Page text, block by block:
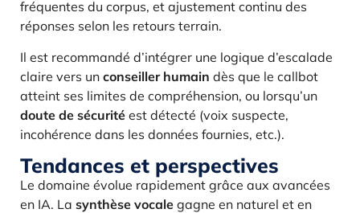
fréquentes du corpus, et ajustement continu des
réponses selon les retours terrain.
Il est recommandé d’intégrer une logique d’escalade
claire vers un conseiller humain dès que le callbot
atteint ses limites de compréhension, ou lorsqu’un
doute de sécurité est détecté (voix suspecte,
incohérence dans les données fournies, etc.).
Tendances et perspectives
Le domaine évolue rapidement grâce aux avancées
en IA. La synthèse vocale gagne en naturel et en